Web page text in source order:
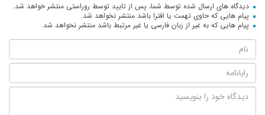
دیدگاه های ارسال شده توسط شما، پس از تایید توسط روراستی منتشر خواهد شد.
پیام هایی که حاوی تهمت یا افترا باشد منتشر نخواهد شد.
پیام هایی که به غیر از زبان فارسی یا غیر مرتبط باشد منتشر نخواهد شد.